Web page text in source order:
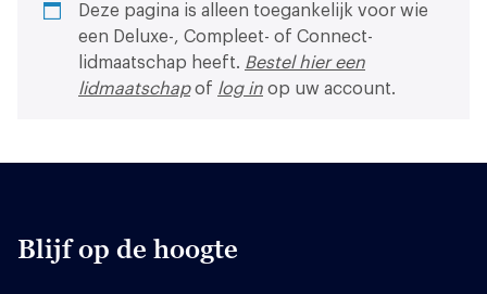
Deze pagina is alleen toegankelijk voor wie
een Deluxe-, Compleet- of Connect-
lidmaatschap heeft. Bestel hier een
lidmaatschapof log in op uw account.
Blijf op de hoogte